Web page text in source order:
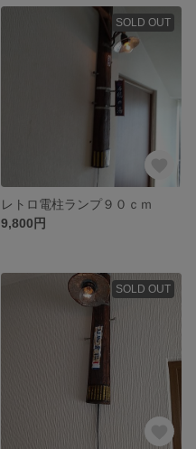
SOLD OUT
レトロ電柱ランプ９０ｃｍ
9,800円
SOLD OUT